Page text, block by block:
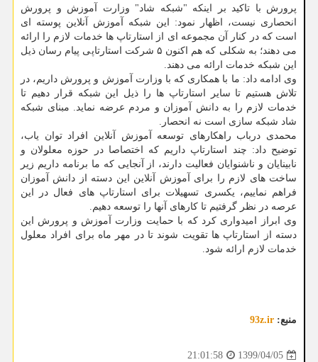
پرورش با تاکید بر اینکه "شبکه شاد" وزارت آموزش و پرورش
انحصاری نیست، اظهار نمود: این شبکه آموزش آنلاین پوسته ای
است که در کنار آن مجموعه ای از استارتاپ ها خدمات لازم را ارائه
می دهند؛ به شکلی که هم اکنون ۵ شرکت استارتاپی پیام رسان ذیل
این شبکه خدمات ارائه می دهند.
وی ادامه داد: ما با همکاری که با وزارت آموزش و پرورش داریم، در
تلاش هستیم تا سایر استارتاپ ها را ذیل این شبکه قرار دهیم تا
خدمات لازم را به دانش آموزان و مردم عرضه نماید. مبنای شبکه
شاد شبکه سازی است نه انحصار.
محمدی درباب راهکارهای توسعه آموزش آنلاین افراد توان یاب،
توضیح داد: چند استارتاپ داریم که اختصاصا در حوزه معلولان و
نابینایان و ناشنوایان فعالیت دارند، از آنجایی که ما برنامه داریم زیر
ساخت های لازم را برای آموزش آنلاین این دسته از دانش آموزان
فراهم نماییم، یکسری تسهیلات برای استارتاپ های فعال در این
عرصه در نظر گرفتیم تا کارهای آنها را توسعه دهیم.
وی ابراز امیدواری کرد که با حمایت وزارت آموزش و پرورش این
دسته از استارتاپ ها تقویت شوند تا در مهر ماه برای افراد معلول
خدمات لازم ارائه شود.
منبع: 93z.ir
1399/04/05
21:01:58